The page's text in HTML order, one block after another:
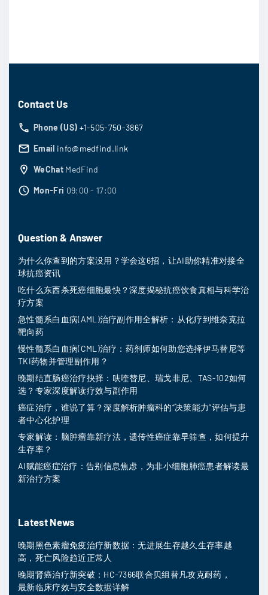
Contact Us
Phone (US) +1-505-750-3867
Email info@medfind.link
WeChat MedFind
Mon-Fri 09:00 - 17:00
Question & Answer
为什么你查到的方案没用？学会这6招，让AI助你精准对接全
球抗癌资讯
吃什么东西杀死癌细胞最快？深度揭秘抗癌饮食真相与科学治
疗方案
急性髓系白血病(AML)治疗副作用全解析：从化疗到维奈克拉
靶向药
慢性髓系白血病(CML)治疗：药剂师如何助您选择伊马替尼等
TKI药物并管理副作用？
晚期结直肠癌治疗抉择：呋喹替尼、瑞戈非尼、TAS-102如何
选？专家深度解读疗效与副作用
癌症治疗，谁说了算？深度解析肿瘤科的“决策能力”评估与患
者中心化护理
专家解读：脑肿瘤靠新疗法，遗传性癌症靠早筛查，如何提升
生存率？
AI赋能癌症治疗：告别信息焦虑，为非小细胞肺癌患者解读最
新治疗方案
Latest News
晚期黑色素瘤免疫治疗新数据：无进展生存越久生存率越
高，死亡风险趋近正常人
晚期肾癌治疗新突破：HC-7366联合贝组替凡攻克耐药，
最新临床疗效与安全数据详解